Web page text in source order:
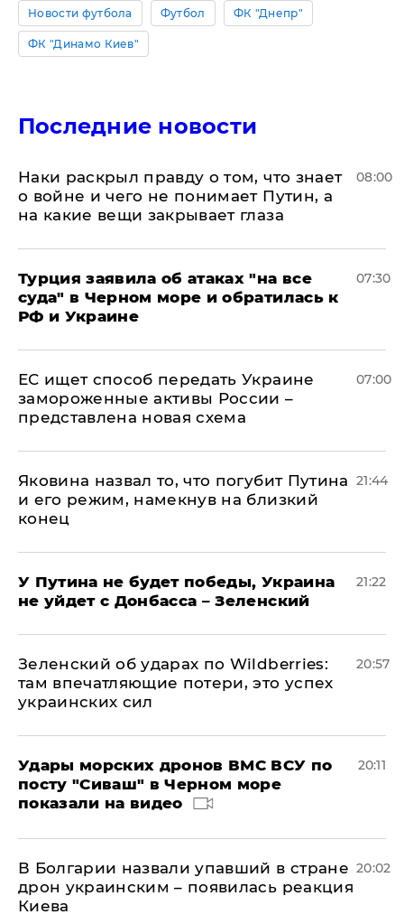
Новости футбола Футбол ФК "Днепр"
ФК "Динамо Киев"
Последние новости
Наки раскрыл правду о том, что знает
о войне и чего не понимает Путин, а
на какие вещи закрывает глаза
08:00
Турция заявила об атаках "на все
суда" в Черном море и обратилась к
РФ и Украине
07:30
ЕС ищет способ передать Украине
замороженные активы России –
представлена новая схема
07:00
Яковина назвал то, что погубит Путина
и его режим, намекнув на близкий
конец
21:44
У Путина не будет победы, Украина
не уйдет с Донбасса – Зеленский
21:22
Зеленский об ударах по Wildberries:
там впечатляющие потери, это успех
украинских сил
20:57
Удары морских дронов ВМС ВСУ по
посту "Сиваш" в Черном море
показали на видео
20:11
В Болгарии назвали упавший в стране
дрон украинским – появилась реакция
Киева
20:02